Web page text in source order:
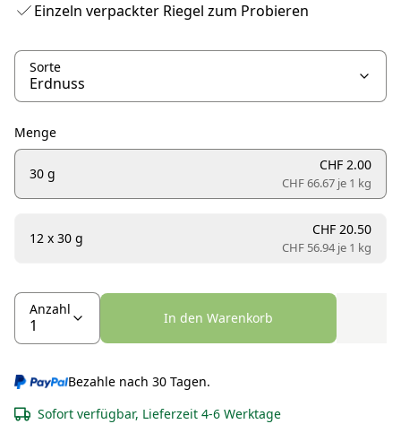
Einzeln verpackter Riegel zum Probieren
Sorte
Menge
30 g
CHF 2.00
CHF 66.67 je 1 kg
12 x 30 g
CHF 20.50
CHF 56.94 je 1 kg
Anzahl
In den Warenkorb
Bezahle nach 30 Tagen.
Sofort verfügbar, Lieferzeit 4-6 Werktage